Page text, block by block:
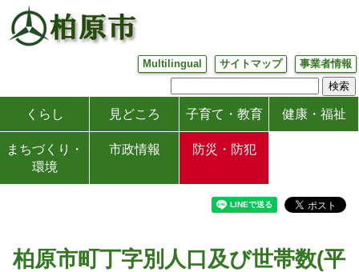
Multilingual サイトマップ 事業者情報
くらし 見どころ 子育て・教育 健康・福祉
まちづくり・
環境
市政情報 防災・防犯
柏原市町丁字別人口及び世帯数(平